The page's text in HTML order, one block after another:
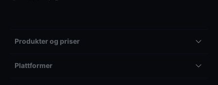
Produkter og priser
Plattformer